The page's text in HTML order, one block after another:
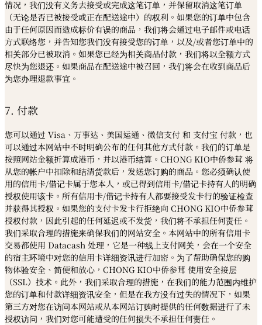
情况，我们没有义务去接受或完成这笔订单，并保留取消这笔订单
（无论是否已被接受或正在配送途中）的权利。如果您的订单中包含
由于任何原因而造成标价有误的商品，我们将会通过电子邮件或电话
方式联络您，并告知您我们没有接受您的订单，以及/或者您订单中的
相关部分已被取消。如果您已经为相关商品付款，我们将以全额方式
尽快为您退还。如果商品在配送途中被召回，我们将会在收到商品后
为您办理退款事宜。
7. 付款
您可以通过 Visa、万事达、美国运通、微信支付 和 支付宝 付款，也
可以通过本网站中不时明确公布的任何其他方式付款。我们的订单是
按照网站金额折算成港币，并以港币结算。CHONG KIO中侨参茸 将
从您的帐户中扣除和结清货款后，发送您订购的商品。您必须确认使
用的信用卡/借记卡属于您本人，或已得到信用卡/借记卡持有人的明确
授权使用该卡。所有信用卡/借记卡持有人都要接受发卡行的验证检查
并获得其授权。如果您的支付卡发卡行拒绝向 CHONG KIO中侨参茸
授权付款，因此引起的任何延迟或不发货，我们将不承担任何责任。
我们采取合理的措施来确保我们的网站安全。本网站中的所有信用卡
交易都使用 Datacash 处理，它是一种线上支付网关，会在一个安全
的宿主环境中对您的信用卡详细资讯进行加密。为了帮助确保您的购
物体验安全、简便和放心，CHONG KIO中侨参茸 使用安全接层
（SSL）技术。此外，我们采取合理的措施，在我们的能力范围内维护
您的订单和付款详细资讯安全，但是在我方没有过失的情况下，如果
第三方对您在访问本网站或从本网站订购时提供的任何数据进行了未
授权访问，我们对您可能遭受的任何损失不承担任何责任。